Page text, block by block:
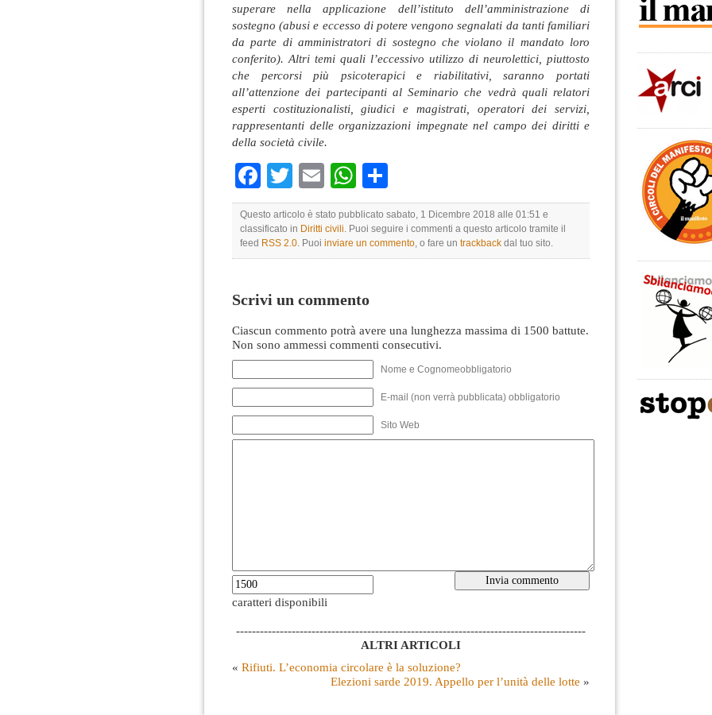
superare nella applicazione dell’istituto dell’amministrazione di
sostegno (abusi e eccesso di potere vengono segnalati da tanti familiari
da parte di amministratori di sostegno che violano il mandato loro
conferito). Altri temi quali l’eccessivo utilizzo di neurolettici, piuttosto
che percorsi più psicoterapici e riabilitativi, saranno portati
all’attenzione dei partecipanti al Seminario che vedrà quali relatori
esperti costituzionalisti, giudici e magistrati, operatori dei servizi,
rappresentanti delle organizzazioni impegnate nel campo dei diritti e
della società civile.
Facebook
TwitterEmailWhatsApp
Questo articolo è stato pubblicato sabato, 1 Dicembre 2018 alle 01:51 e
classificato in Diritti civili . Puoi seguire i commenti a questo articolo tramite il
feed RSS 2.0 . Puoi inviare un commento , o fare un trackback dal tuo sito.
Scrivi un commento
Ciascun commento potrà avere una lunghezza massima di 1500 battute.
Non sono ammessi commenti consecutivi.
Nome e Cognomeobbligatorio
E-mail (non verrà pubblicata) obbligatorio
Sito Web
caratteri disponibili
----------------------------------------------------------------------------------------
ALTRI ARTICOLI
« Rifiuti. L’economia circolare è la soluzione?
Elezioni sarde 2019. Appello per l’unità delle lotte »